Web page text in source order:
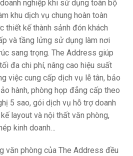
nghiệp khi sử dụng toàn bộ
khu dịch vụ chung hoàn toàn
thiết kế thành sảnh đón khách
và tầng lửng sử dụng làm nơi
sang trọng. The Address giúp
đa chi phí, nâng cao hiệu suất
việc cung cấp dịch vụ lễ tân, bảo
hành, phòng họp đẳng cấp theo
5 sao, gói dịch vụ hỗ trợ doanh
layout và nội thất văn phòng,
kinh doanh…
văn phòng của The Address đều